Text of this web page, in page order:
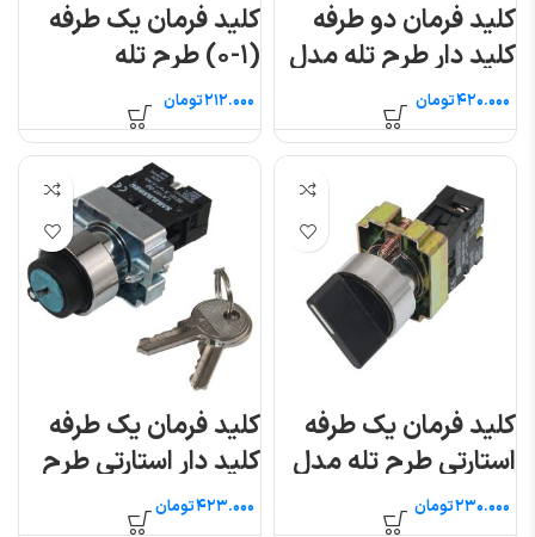
کلید فرمان دو طرفه
کلید دار طرح تله مدل
XB2-BG33
تومان
کلید فرمان یک طرفه
(۱-۰) طرح تله
مدلXB2-BD21 تومان
کلید فرمان یک طرفه
استارتی طرح تله مدل
XB2-BD41
تومان
کلید فرمان یک طرفه
کلید دار استارتی طرح
تله مدلXB2-BG61تومان